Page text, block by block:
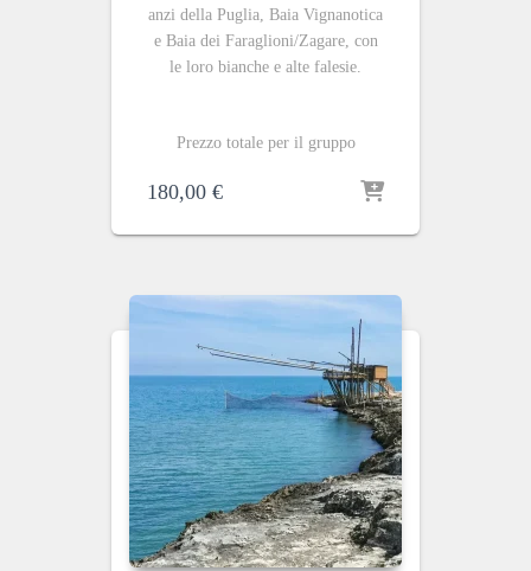
anzi della Puglia, Baia Vignanotica
e Baia dei Faraglioni/Zagare, con
le loro bianche e alte falesie.
Prezzo totale per il gruppo
180,00 €